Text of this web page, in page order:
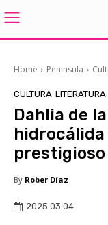
Home Peninsula
CULTURA LITERATURA
Dahlia de
By Rober Díaz
2025.03.04